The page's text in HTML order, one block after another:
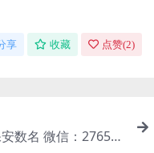
享 收藏 点赞(2)
数名 微信：27652